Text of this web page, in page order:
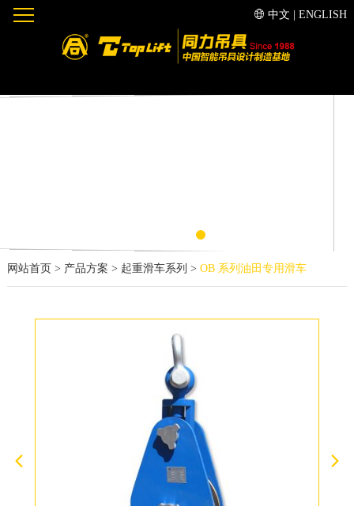
中文 ENGLISH
网站首页 > 产品方案 > 起重滑车系列 > OB 系列油田专用滑车